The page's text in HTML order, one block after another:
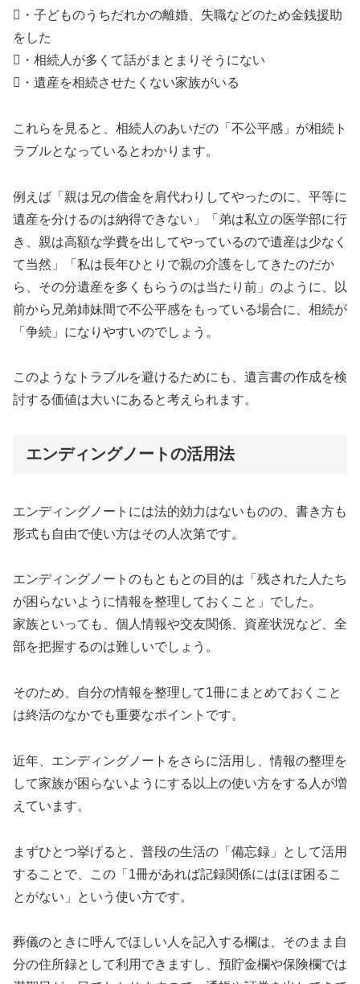
・子どものうちだれかの離婚、失職などのため金銭援助
をした
・相続人が多くて話がまとまりそうにない
・遺産を相続させたくない家族がいる
これらを見ると、相続人のあいだの「不公平感」が相続ト
ラブルとなっているとわかります。
例えば「親は兄の借金を肩代わりしてやったのに、平等に
遺産を分けるのは納得できない」「弟は私立の医学部に行
き、親は高額な学費を出してやっているので遺産は少なく
て当然」「私は長年ひとりで親の介護をしてきたのだか
ら、その分遺産を多くもらうのは当たり前」のように、以
前から兄弟姉妹間で不公平感をもっている場合に、相続が
「争続」になりやすいのでしょう。
このようなトラブルを避けるためにも、遺言書の作成を検
討する価値は大いにあると考えられます。
エンディングノートの活用法
エンディングノートには法的効力はないものの、書き方も
形式も自由で使い方はその人次第です。
エンディングノートのもともとの目的は「残された人たち
が困らないように情報を整理しておくこと」でした。
家族といっても、個人情報や交友関係、資産状況など、全
部を把握するのは難しいでしょう。
そのため、自分の情報を整理して1冊にまとめておくこと
は終活のなかでも重要なポイントです。
近年、エンディングノートをさらに活用し、情報の整理を
して家族が困らないようにする以上の使い方をする人が増
えています。
まずひとつ挙げると、普段の生活の「備忘録」として活用
することで、この「1冊があれば記録関係にはほぼ困るこ
とがない」という使い方です。
葬儀のときに呼んでほしい人を記入する欄は、そのまま自
分の住所録として利用できますし、預貯金欄や保険欄では